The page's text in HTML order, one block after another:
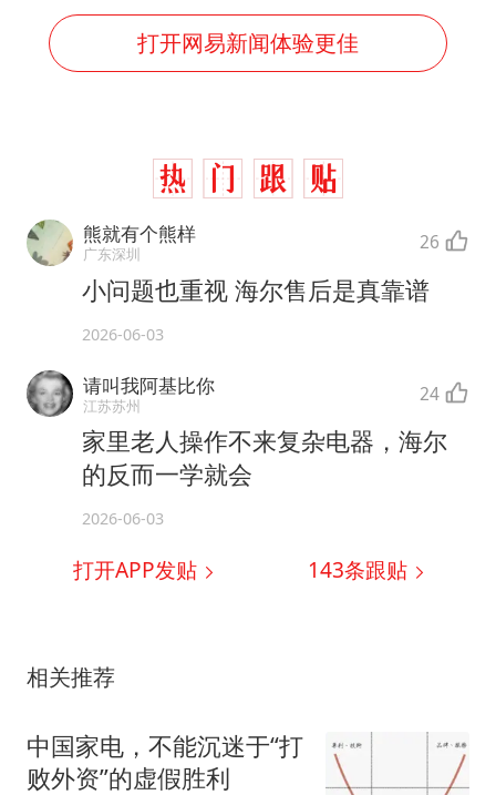
打开网易新闻体验更佳
熊就有个熊样
广东深圳 26
小问题也重视 海尔售后是真靠谱
2026-06-03
请叫我阿基比你
江苏苏州 24
家里老人操作不来复杂电器，海尔
的反而一学就会
2026-06-03
打开APP发贴 143条跟贴
相关推荐
中国家电，不能沉迷于“打
败外资”的虚假胜利